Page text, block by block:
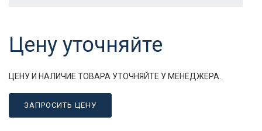
Цену уточняйте
ЦЕНУ И НАЛИЧИЕ ТОВАРА УТОЧНЯЙТЕ У МЕНЕДЖЕРА.
ЗАПРОСИТЬ ЦЕНУ